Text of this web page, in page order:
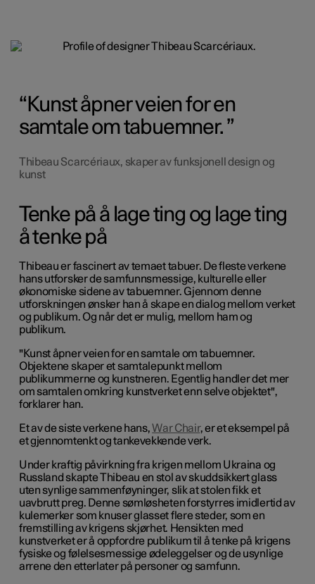
Kunst åpner veien for en
samtale om tabuemner.
Thibeau Scarcériaux, skaper av funksjonell design og
kunst
Tenke på å lage ting og lage ting
å tenke på
Thibeau er fascinert av temaet tabuer. De fleste verkene
hans utforsker de samfunnsmessige, kulturelle eller
økonomiske sidene av tabuemner. Gjennom denne
utforskningen ønsker han å skape en dialog mellom verket
og publikum. Og når det er mulig, mellom ham og
publikum.
"Kunst åpner veien for en samtale om tabuemner.
Objektene skaper et samtalepunkt mellom
publikummerne og kunstneren. Egentlig handler det mer
om samtalen omkring kunstverket enn selve objektet",
forklarer han.
Et av de siste verkene hans,War Chair, er et eksempel på
et gjennomtenkt og tankevekkende verk.
Under kraftig påvirkning fra krigen mellom Ukraina og
Russland skapte Thibeau en stol av skuddsikkert glass
uten synlige sammenføyninger, slik at stolen fikk et
uavbrutt preg. Denne sømløsheten forstyrres imidlertid av
kulemerker som knuser glasset flere steder, som en
fremstilling av krigens skjørhet. Hensikten med
kunstverket er å oppfordre publikum til å tenke på krigens
fysiske og følelsesmessige ødeleggelser og de usynlige
arrene den etterlater på personer og samfunn.